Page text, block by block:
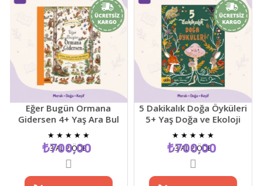
Eğer Bugün Ormana
Gidersen 4+ Yaş Ara Bul
Resimli Çocuk Etkinlik
Kitabı
★ ★ ★ ★
₺700,00
3 AL 2 ÖDE
5 Dakikalık Doğa Öyküleri
5+ Yaş Doğa ve Ekoloji
Temalı Çocuk Hikaye
Kitabı
★ ★ ★ ★
₺700,00
3 AL 2 ÖDE